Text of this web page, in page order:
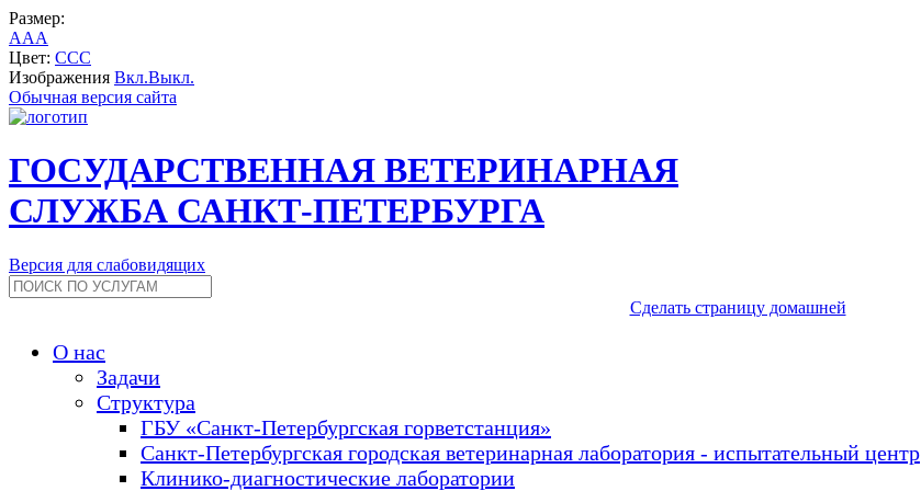
Размер:
AAA
Цвет: CCC
Изображения Вкл.Выкл.
Обычная версия сайта
ГОСУДАРСТВЕННАЯ ВЕТЕРИНАРНАЯ
СЛУЖБА САНКТ-ПЕТЕРБУРГА
Версия для слабовидящих
Сделать страницу домашней
О нас
Задачи
Структура
ГБУ «Санкт-Петербургская горветстанция»
Санкт-Петербургская городская ветеринарная лаборатория - испытательный центр
Клинико-диагностические лаборатории